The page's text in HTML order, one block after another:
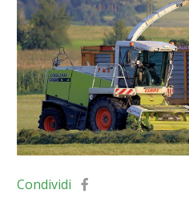
Condividi